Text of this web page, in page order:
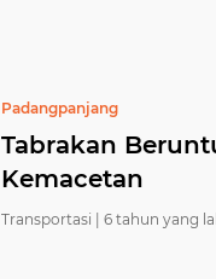
Padangpanjang
Tabrakan
Kemacetan
Transportasi | 6 tahun yang